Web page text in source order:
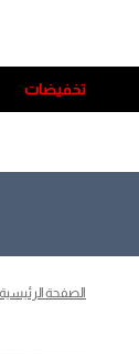
تخفيضات
الصفحة الرئيسية